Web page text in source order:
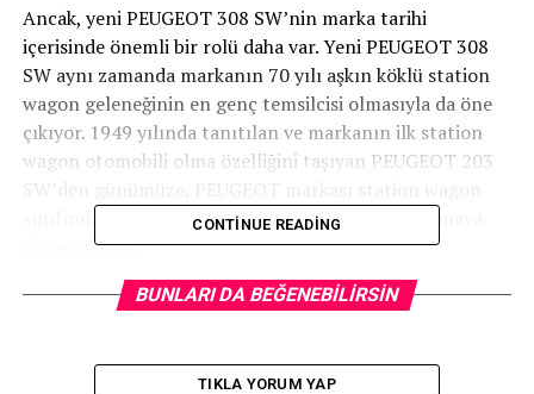
Ancak, yeni PEUGEOT 308 SW’nin marka tarihi
içerisinde önemli bir rolü daha var. Yeni PEUGEOT 308
SW aynı zamanda markanın 70 yılı aşkın köklü station
wagon geleneğinin en genç temsilcisi olmasıyla da öne
çıkıyor. 1949 yılında tanıtılan ve markanın ilk station
wagon otomobili olma özelliğini taşıyan PEUGEOT 203
sınıfında güçlü modelleri kullanıcılarla buluşturmaya
devam ediyor.
CONTINUE READING
BUNLARI DA BEĞENEBILIRSIN
TIKLA YORUM YAP